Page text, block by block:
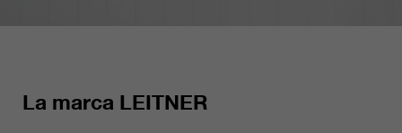
La marca LEITNER